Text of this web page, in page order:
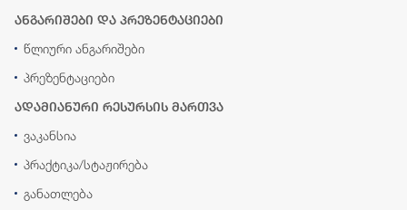
ანგარიშები და პრეზენტაციები
წლიური ანგარიშები
პრეზენტაციები
ადამიანური რესურსის მართვა
ვაკანსია
პრაქტიკა/სტაჟირება
განათლება